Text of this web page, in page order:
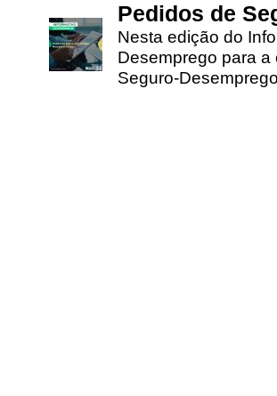
Pedidos de
Nesta edição do
Desemprego para
Seguro-